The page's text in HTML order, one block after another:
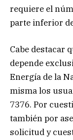
requiere el
parte inferior
Cabe destacar
depende
Energía de la
misma los
7376. Por
también por
solicitud y